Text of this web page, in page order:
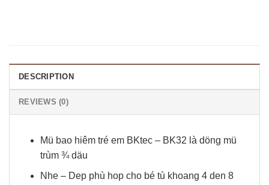
DESCRIPTION
REVIEWS (0)
Mü bao hiêm tré em BKtec – BK32 là döng mü
trùm ¾ däu
Nhe – Dep phù hop cho bé tù khoang 4 den 8